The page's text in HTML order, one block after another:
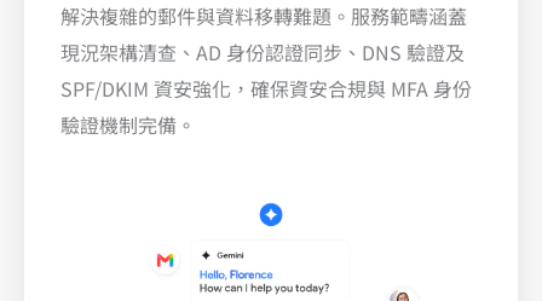
解決複雜的郵件與資料移轉難題。服務範疇涵蓋
現況架構清查、AD 身份認證同步、DNS 驗證及
SPF/DKIM 資安強化，確保資安合規與 MFA 身份
驗證機制完備。